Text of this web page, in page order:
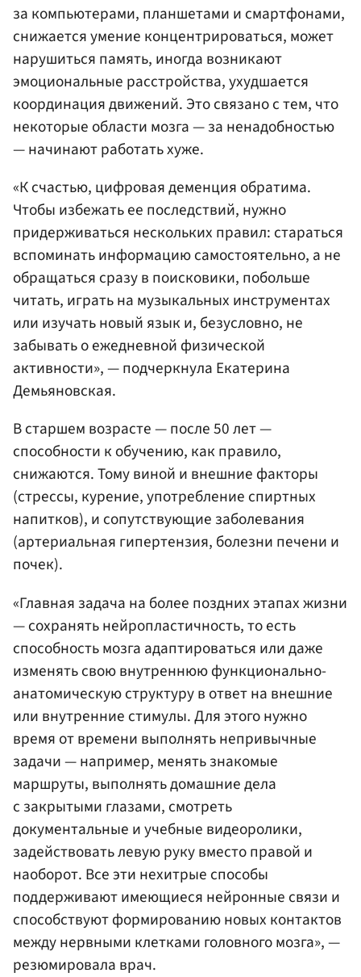
за компьютерами, планшетами и смартфонами,
снижается умение концентрироваться, может
нарушиться память, иногда возникают
эмоциональные расстройства, ухудшается
координация движений. Это связано с тем, что
некоторые области мозга — за ненадобностью
— начинают работать хуже.
«К счастью, цифровая деменция обратима.
Чтобы избежать ее последствий, нужно
придерживаться нескольких правил: стараться
вспоминать информацию самостоятельно, а не
обращаться сразу в поисковики, побольше
читать, играть на музыкальных инструментах
или изучать новый язык и, безусловно, не
забывать о ежедневной физической
активности», — подчеркнула Екатерина
Демьяновская.
В старшем возрасте — после 50 лет —
способности к обучению, как правило,
снижаются. Тому виной и внешние факторы
(стрессы, курение, употребление спиртных
напитков), и сопутствующие заболевания
(артериальная гипертензия, болезни печени и
почек).
«Главная задача на более поздних этапах жизни
— сохранять нейропластичность, то есть
способность мозга адаптироваться или даже
изменять свою внутреннюю функционально-
анатомическую структуру в ответ на внешние
или внутренние стимулы. Для этого нужно
время от времени выполнять непривычные
задачи — например, менять знакомые
маршруты, выполнять домашние дела
с закрытыми глазами, смотреть
документальные и учебные видеоролики,
задействовать левую руку вместо правой и
наоборот. Все эти нехитрые способы
поддерживают имеющиеся нейронные связи и
способствуют формированию новых контактов
между нервными клетками головного мозга», —
резюмировала врач.